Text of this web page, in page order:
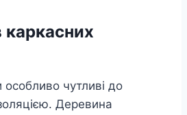
каркасних
особливо чутливі до
Деревина